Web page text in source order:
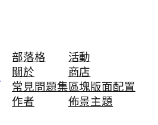
部落格
關於
常見問題集
作者
活動
商店
區塊版面配置
佈景主題